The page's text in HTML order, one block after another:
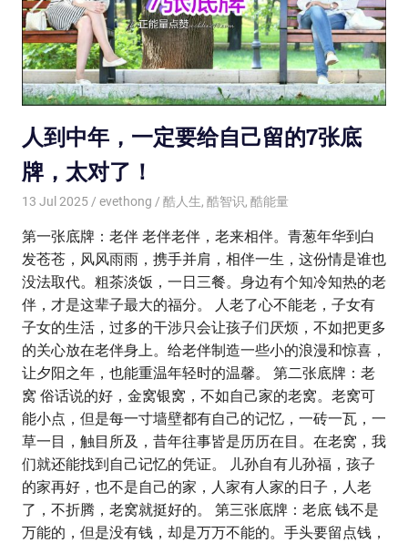
人到中年，一定要给自己留的7张底
牌，太对了！
13 Jul 2025 evethong 酷人生, 酷智识, 酷能量
第一张底牌：老伴 老伴老伴，老来相伴。青葱年华到白
发苍苍，风风雨雨，携手并肩，相伴一生，这份情是谁也
没法取代。粗茶淡饭，一日三餐。身边有个知冷知热的老
伴，才是这辈子最大的福分。 人老了心不能老，子女有
子女的生活，过多的干涉只会让孩子们厌烦，不如把更多
的关心放在老伴身上。给老伴制造一些小的浪漫和惊喜，
让夕阳之年，也能重温年轻时的温馨。 第二张底牌：老
窝 俗话说的好，金窝银窝，不如自己家的老窝。老窝可
能小点，但是每一寸墙壁都有自己的记忆，一砖一瓦，一
草一目，触目所及，昔年往事皆是历历在目。在老窝，我
们就还能找到自己记忆的凭证。 儿孙自有儿孙福，孩子
的家再好，也不是自己的家，人家有人家的日子，人老
了，不折腾，老窝就挺好的。 第三张底牌：老底 钱不是
万能的，但是没有钱，却是万万不能的。手头要留点钱，